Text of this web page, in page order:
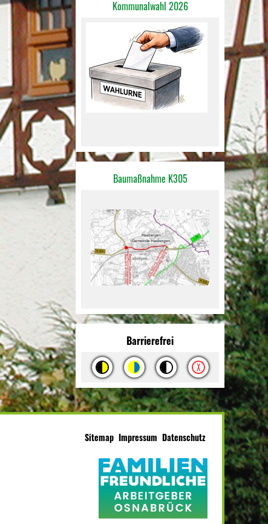
Kommunalwahl 2026
Baumaßnahme K305
Barrierefrei
Sitemap Impressum Datenschutz